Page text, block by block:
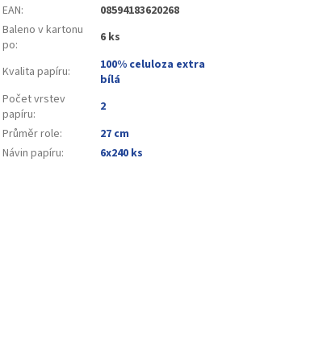
EAN:
08594183620268
Baleno v kartonu
po: 6 ks
Kvalita papíru:
100% celuloza extra
bílá
Počet vrstev
papíru:
2
Průměr role:
27 cm
Návin papíru: 6x240 ks